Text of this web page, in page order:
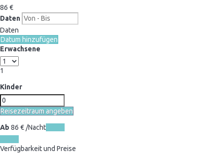
86 €
Daten
Daten
Datum hinzufügen
Erwachsene
1
Kinder
Reisezeitraum angeben
Ab 86 € /Nacht
Verfügbarkeit und Preise